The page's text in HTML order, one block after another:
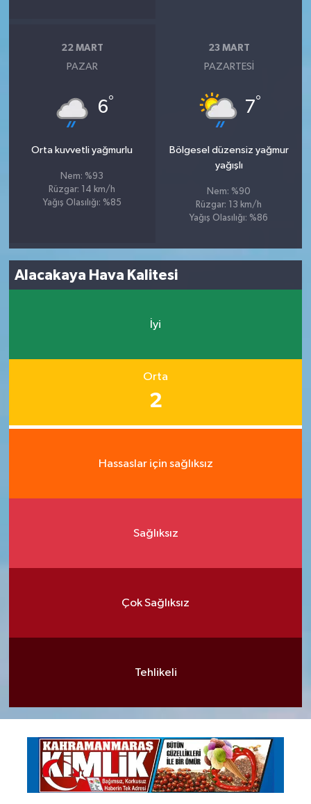
22 MART
PAZAR
6°
Orta kuvvetli yağmurlu
Nem: %93
Rüzgar: 14 km/h
Yağış Olasılığı: %85
23 MART
PAZARTESI
7°
Bölgesel düzensiz yağmur
yağışlı
Nem: %90
Rüzgar: 13 km/h
Yağış Olasılığı: %86
Alacakaya Hava Kalitesi
İyi
Orta
2
Hassaslar için sağlıksız
Sağlıksız
Çok Sağlıksız
Tehlikeli